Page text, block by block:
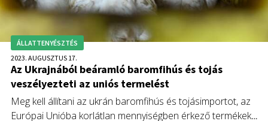
ÁLLATTENYÉSZTÉS
2023. AUGUSZTUS 17.
Az Ukrajnából beáramló baromfihús és tojás
veszélyezteti az uniós termelést
Meg kell állítani az ukrán baromfihús és tojásimportot, az
Európai Unióba korlátlan mennyiségben érkező termékek